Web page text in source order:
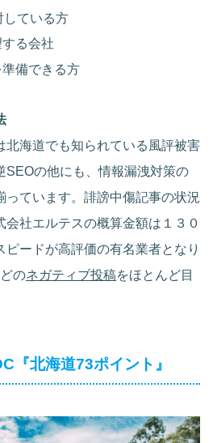
している方
る会社
備できる方
北海道でも知られている風評被害
SEOの他にも、情報漏洩対策の
っています。誹謗中傷記事の状況
会社エルテスの概算金額は１３０
ードが高評価の有名業者となり
のネガティブ投稿をほとんど目
『北海道73ポイント』